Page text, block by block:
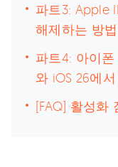
파트3: Apple
해제하는 방
파트4: 아이
와 iOS 26에
[FAQ] 활성화